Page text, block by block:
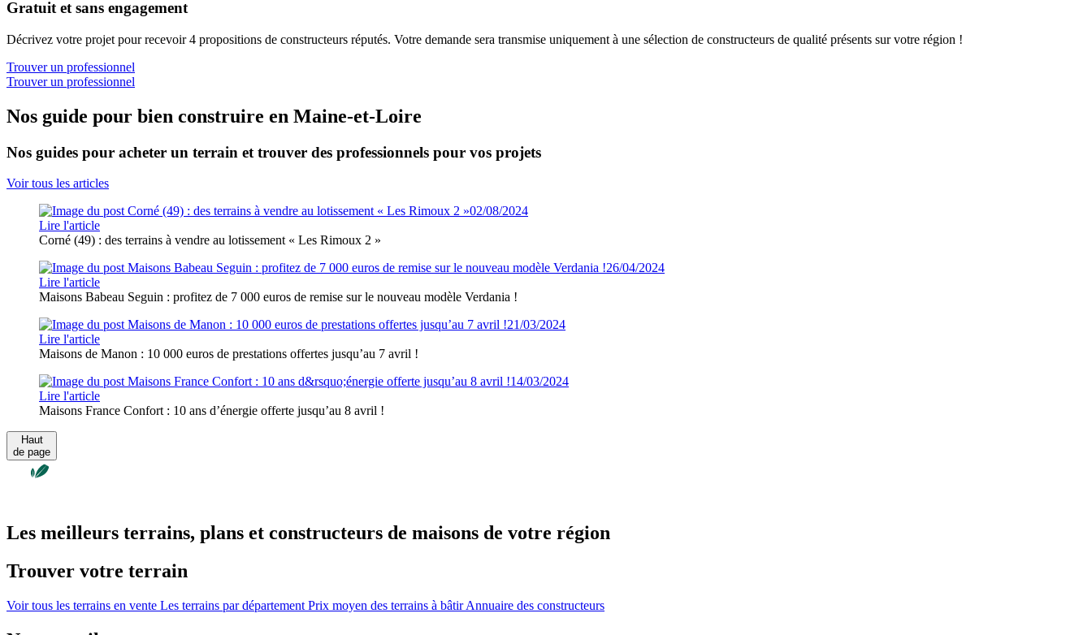
Gratuit et sans engagement
Décrivez votre projet pour recevoir 4 propositions de constructeurs réputés. Votre demande sera transmise uniquement à une sélection de constructeurs de qualité présents sur votre région !
Trouver un professionnel
Trouver un professionnel
Nos guide pour bien construire en Maine-et-Loire
Nos guides pour acheter un terrain et trouver des professionnels pour vos projets
Voir tous les articles
02/08/2024
Lire l'article
Corné (49) : des terrains à vendre au lotissement « Les Rimoux 2 »
26/04/2024
Lire l'article
Maisons Babeau Seguin : profitez de 7 000 euros de remise sur le nouveau modèle Verdania !
21/03/2024
Lire l'article
Maisons de Manon : 10 000 euros de prestations offertes jusqu’au 7 avril !
14/03/2024
Lire l'article
Maisons France Confort : 10 ans d’énergie offerte jusqu’au 8 avril !
Haut
de page
Les meilleurs terrains, plans et constructeurs de maisons de votre région
Trouver votre terrain
Voir tous les terrains en vente Les terrains par département Prix moyen des terrains à bâtirAnnuaire des constructeurs